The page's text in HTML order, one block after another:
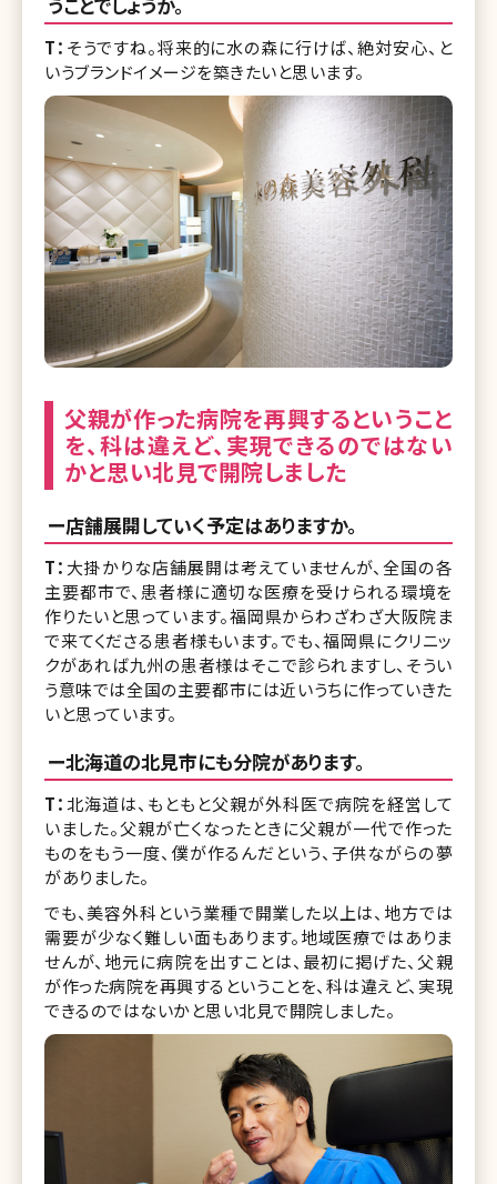
T： そうですね。将来的に水の森に行けば、絶対安心、と
いうブランドイメージを築きたいと思います。
父親が作った病院を再興するということ
を、科は違えど、実現できるのではない
かと思い北見で開院しました
ー店舗展開していく予定はありますか。
T： 大掛かりな店舗展開は考えていませんが、全国の各
主要都市で、患者様に適切な医療を受けられる環境を
作りたいと思っています。福岡県からわざわざ大阪院ま
で来てくださる患者様もいます。でも、福岡県にクリニッ
クがあれば九州の患者様はそこで診られますし、そうい
う意味では全国の主要都市には近いうちに作っていきた
いと思っています。
ー北海道の北見市にも分院があります。
T：北海道は、もともと父親が外科医で病院を経営して
いました。父親が亡くなったときに父親が一代で作った
ものをもう一度、僕が作るんだという、子供ながらの夢
がありました。
でも、美容外科という業種で開業した以上は、地方では
需要が少なく難しい面もあります。地域医療ではありま
せんが、地元に病院を出すことは、最初に掲げた、父親
が作った病院を再興するということを、科は違えど、実現
できるのではないかと思い北見で開院しました。